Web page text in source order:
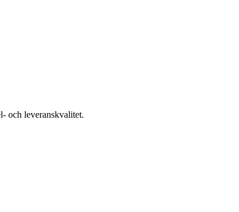
och leveranskvalitet.